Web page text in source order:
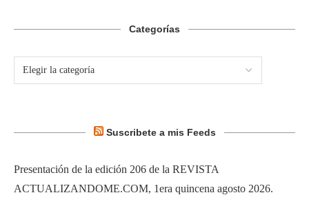
Categorías
Suscribete a mis Feeds
Presentación de la edición 206 de la REVISTA
ACTUALIZANDOME.COM, 1era quincena agosto 2026.